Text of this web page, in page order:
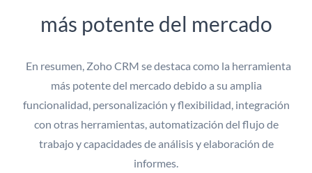
más potente del mercado
En resumen, Zoho CRM se destaca como la herramienta
más potente del mercado debido a su amplia
funcionalidad, personalización y flexibilidad, integración
con otras herramientas, automatización del flujo de
trabajo y capacidades de análisis y elaboración de
informes.